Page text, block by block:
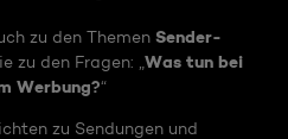
zu den Themen Sender-
zu den Fragen: „ Was tun bei
Werbung?“
zu Sendungen und